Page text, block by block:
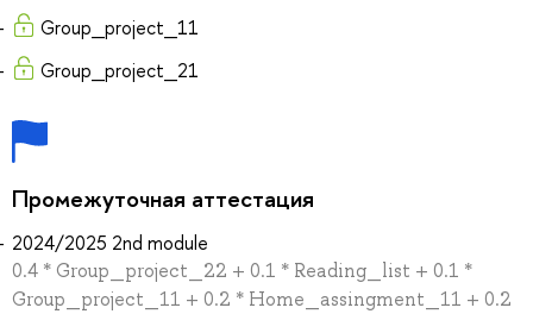
Group_project_11
Group_project_21
Промежуточная аттестация
2024/2025 2nd module
0.4 * Group_project_22 + 0.1 * Reading_list + 0.1 *
Group_project_11 + 0.2 * Home_assingment_11 + 0.2